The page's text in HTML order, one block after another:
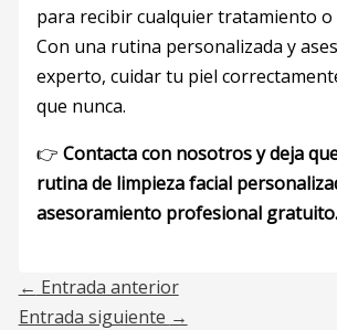
para recibir cualquier tratamiento o
Con una rutina personalizada y
experto, cuidar tu piel
que nunca.
👉 Contacta con nosotros y deja
rutina de limpieza facial
asesoramiento profesional gratuito.
← Entrada anterior
Entrada siguiente →